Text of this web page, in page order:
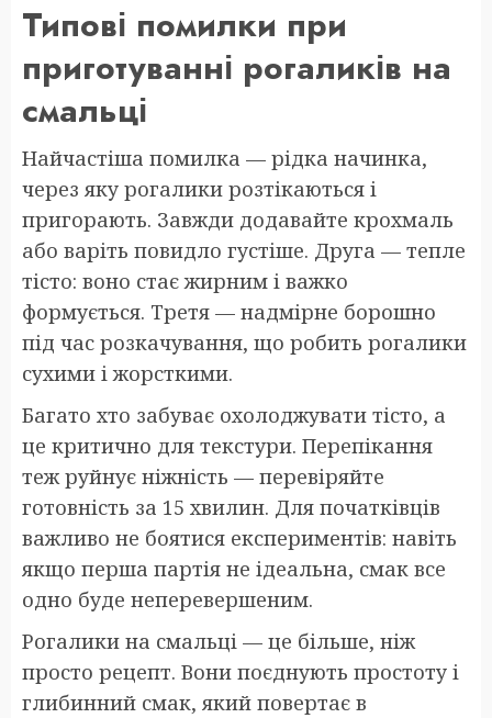
Типові помилки при
приготуванні рогаликів на
смальці
Найчастіша помилка — рідка начинка,
через яку рогалики розтікаються і
пригорають. Завжди додавайте крохмаль
або варіть повидло густіше. Друга — тепле
тісто: воно стає жирним і важко
формується. Третя — надмірне борошно
під час розкачування, що робить рогалики
сухими і жорсткими.
Багато хто забуває охолоджувати тісто, а
це критично для текстури. Перепікання
теж руйнує ніжність — перевіряйте
готовність за 15 хвилин. Для початківців
важливо не боятися експериментів: навіть
якщо перша партія не ідеальна, смак все
одно буде неперевершеним.
Рогалики на смальці — це більше, ніж
просто рецепт. Вони поєднують простоту і
глибинний смак, який повертає в